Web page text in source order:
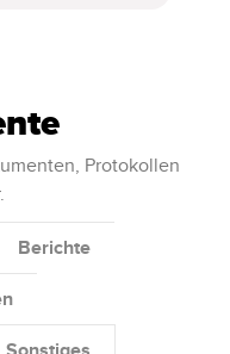
Protokollen
Berichte